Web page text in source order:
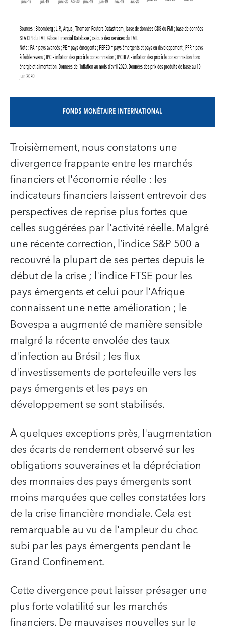
Troisièmement, nous constatons une
divergence frappante entre les marchés
financiers et l'économie réelle : les
indicateurs financiers laissent entrevoir des
perspectives de reprise plus fortes que
celles suggérées par l'activité réelle. Malgré
une récente correction, l’indice S&P 500 a
recouvré la plupart de ses pertes depuis le
début de la crise ; l'indice FTSE pour les
pays émergents et celui pour l'Afrique
connaissent une nette amélioration ; le
Bovespa a augmenté de manière sensible
malgré la récente envolée des taux
d'infection au Brésil ; les flux
d'investissements de portefeuille vers les
pays émergents et les pays en
développement se sont stabilisés.
À quelques exceptions près, l'augmentation
des écarts de rendement observé sur les
obligations souveraines et la dépréciation
des monnaies des pays émergents sont
moins marquées que celles constatées lors
de la crise financière mondiale. Cela est
remarquable au vu de l'ampleur du choc
subi par les pays émergents pendant le
Grand Confinement.
Cette divergence peut laisser présager une
plus forte volatilité sur les marchés